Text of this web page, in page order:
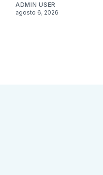
ADMIN USER
agosto 6, 2026